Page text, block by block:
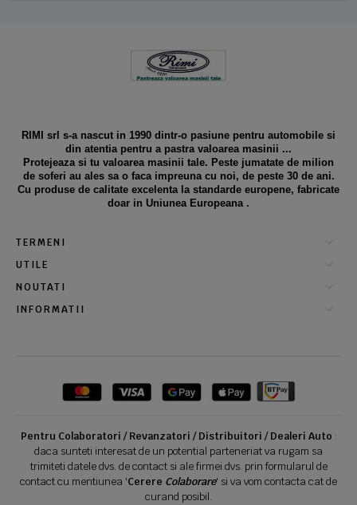
RIMI srl s-a nascut in 1990 dintr-o pasiune pentru automobile si
din atentia pentru a pastra valoarea masinii ...
Protejeaza si tu valoarea masinii tale. Peste jumatate de milion
de soferi au ales sa o faca impreuna cu noi, de peste 30 de ani.
Cu produse de calitate excelenta la standarde europene, fabricate
doar in Uniunea Europeana .
TERMENI
UTILE
NOUTATI
INFORMATII
Pentru Colaboratori / Revanzatori / Distribuitori / Dealeri Auto :
daca sunteti interesat de un potential parteneriat va rugam sa
trimiteti datele dvs. de contact si ale firmei dvs. prin formularul de
contact cu mentiunea 'Cerere Colaborare' si va vom contacta cat de
curand posibil.